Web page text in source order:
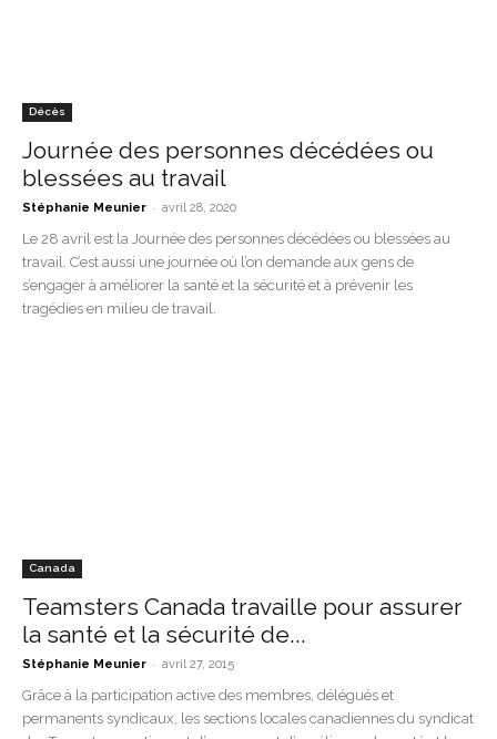
Décès
Journée des personnes décédées ou
blessées au travail
Stéphanie Meunier - avril 28, 2020
Le 28 avril est la Journée des personnes décédées ou blessées au
travail. C’est aussi une journée où l’on demande aux gens de
s’engager à améliorer la santé et la sécurité et à prévenir les
tragédies en milieu de travail.
Canada
Teamsters Canada travaille pour assurer
la santé et la sécurité de...
Stéphanie Meunier - avril 27, 2015
Grâce à la participation active des membres, délégués et
permanents syndicaux, les sections locales canadiennes du syndicat